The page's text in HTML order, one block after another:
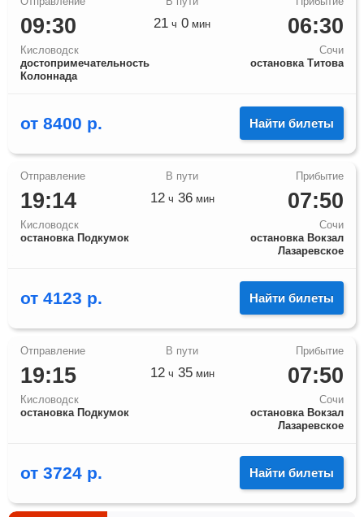
09:30
Кисловодск
достопримечательность
Колоннада
06:30
Сочи
остановка Титова
21 ч 0 мин
от 8400 р. Найти билеты
19:14
Кисловодск
остановка Подкумок
07:50
Сочи
остановка Вокзал
Лазаревское
12ч 36мин
от 4123 р. Найти билеты
19:15
Кисловодск
остановка Подкумок
07:50
Сочи
остановка Вокзал
Лазаревское
12ч 35мин
от 3724 р. Найти билеты